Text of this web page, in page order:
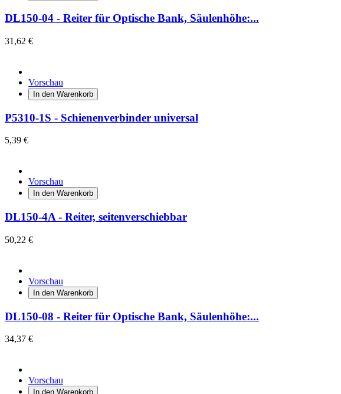
DL150-04 - Reiter für Optische Bank, Säulenhöhe:...
31,62 €
Vorschau
In den Warenkorb
P5310-1S - Schienenverbinder universal
5,39 €
Vorschau
In den Warenkorb
DL150-4A - Reiter, seitenverschiebbar
50,22 €
Vorschau
In den Warenkorb
DL150-08 - Reiter für Optische Bank, Säulenhöhe:...
34,37 €
Vorschau
In den Warenkorb